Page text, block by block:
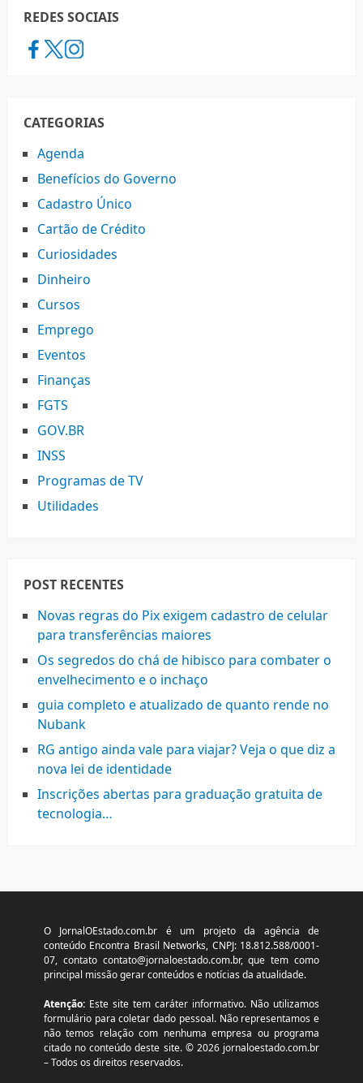
REDES SOCIAIS
CATEGORIAS
Agenda
Benefícios do Governo
Cadastro Único
Cartão de Crédito
Curiosidades
Dinheiro
Cursos
Emprego
Eventos
Finanças
FGTS
GOV.BR
INSS
Programas de TV
Utilidades
POST RECENTES
Novas regras do Pix exigem cadastro de celular
para transferências maiores
Os segredos do chá de hibisco para combater o
envelhecimento e o inchaço
guia completo e atualizado de quanto rende no
Nubank
RG antigo ainda vale para viajar? Veja o que diz a
nova lei de identidade
Inscrições abertas para graduação gratuita de
tecnologia…
O JornalOEstado.com.br é um projeto da agência de
conteúdo Encontra Brasil Networks, CNPJ: 18.812.588/0001-
07, contato contato@jornaloestado.com.br, que tem como
principal missão gerar conteúdos e notícias da atualidade.
Atenção:Este site tem caráter informativo. Não utilizamos
formulário para coletar dado pessoal. Não representamos e
não temos relação com nenhuma empresa ou programa
citado no conteúdo deste site. © 2026 jornaloestado.com.br
– Todos os direitos reservados.